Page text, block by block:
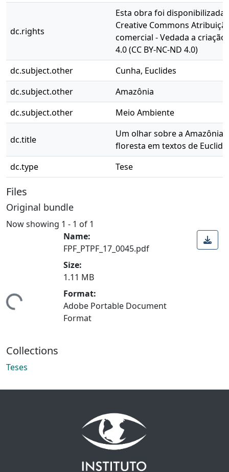
dc.rights
Esta obra foi disponibilizada
Creative Commons
comercial - Vedada a
4.0 (CC BY-NC-ND 4.0)
dc.subject.other
Cunha, Euclides
dc.subject.other
Amazônia
dc.subject.other
Meio Ambiente
dc.title
Um olhar sobre a
floresta em textos de
dc.type
Tese
Files
Original bundle
Now showing 1 - 1 of 1
Loading...
Name:
FPF_PTPF_17_0045.pdf
Size:
1.11 MB
Format:
Adobe Portable Document
Format
Collections
Teses